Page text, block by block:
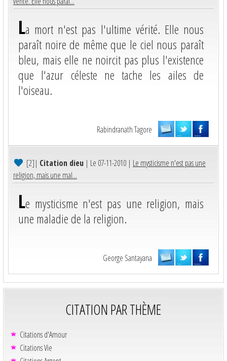
La mort n'est pas l'ultime vérité. Elle nous
paraît noire de même que le ciel nous paraît
bleu, mais elle ne noircit pas plus l'existence
que l'azur céleste ne tache les ailes de
l'oiseau.
Rabindranath Tagore
[2]| Citation dieu | Le 07-11-2010 | Le mysticisme n'est pas une
religion, mais une mal...
Le mysticisme n'est pas une religion, mais
une maladie de la religion.
George Santayana
CITATION PAR THÈME
Citations d'Amour
Citations Vie